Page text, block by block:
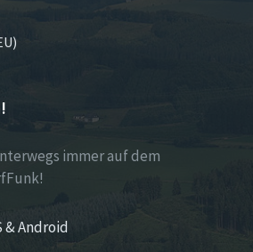
immer auf dem
Android